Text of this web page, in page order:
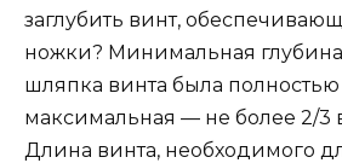
заглубить винт,
ножки? Минимальная глубина
шляпка винта была полностью
максимальная — не более 2/3
Длина винта, необходимого